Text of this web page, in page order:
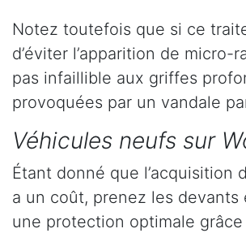
Notez toutefois que si ce
d’éviter l’apparition de micro-
pas infaillible aux griffes
provoquées par un vandale
Véhicules neufs sur
Étant donné que l’acquisition
a un coût, prenez les
une protection optimale grâce